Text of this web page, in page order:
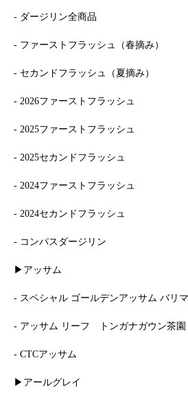
- ダージリン全商品
- ファーストフラッシュ（春摘み）
- セカンドフラッシュ（夏摘み）
- 2026ファーストフラッシュ
- 2025ファーストフラッシュ
- 2025セカンドフラッシュ
- 2024ファーストフラッシュ
- 2024セカンドフラッシュ
- コンパスダージリン
▶アッサム
- スペシャル ゴールデンアッサム バリ
- アッサム リーフ トンガナガウン茶園
- CTCアッサム
▶アールグレイ